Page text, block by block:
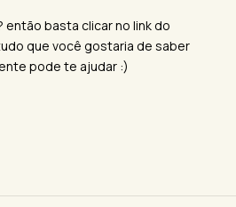
então basta clicar no link do
que você gostaria de saber
pode te ajudar :)